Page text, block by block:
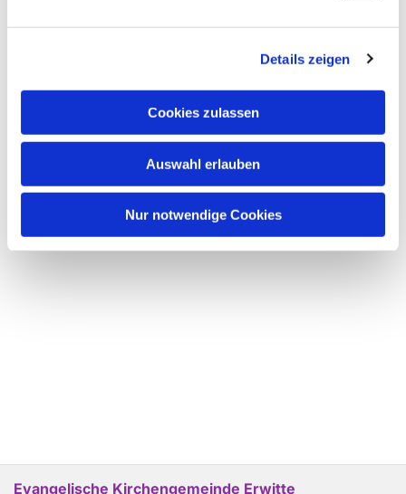
Details zeigen
Cookies zulassen
Auswahl erlauben
Nur notwendige Cookies
Evangelische Kirchengemeinde Erwitte